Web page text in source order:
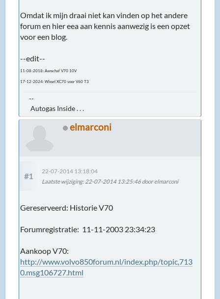
Omdat ik mijn draai niet kan vinden op het andere
forum en hier eea aan kennis aanwezig is een opzet
voor een blog.
--edit--
11-08-2018: Aanschaf V70 10V
17-12-2024: Wissel XC70 voor V60 T3
--
Autogas Inside . . .
elmarconi
#1
22-07-2014 13:18:04
Laatste wijziging: 22-07-2014 13:25:46 door elmarconi
Gereserveerd: Historie V70
Forumregistratie: 11-11-2003 23:34:23
Aankoop V70:
http://www.volvo850forum.nl/index.php/topic,713
0.msg106727.html